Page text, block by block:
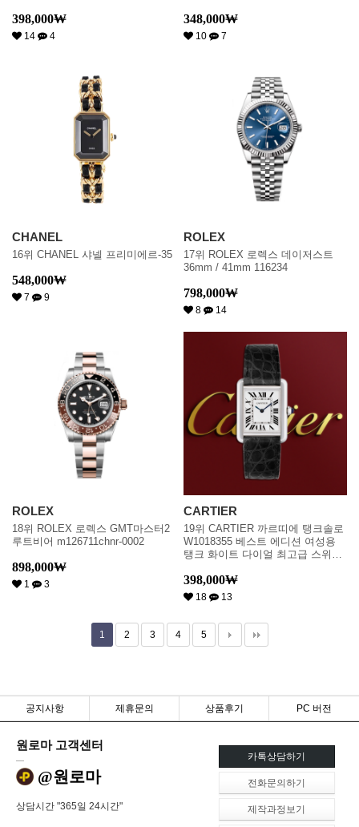
398,000₩
14 4
348,000₩
10 7
CHANEL
16위 CHANEL 샤넬 프리미에르-35
548,000₩
7 9
ROLEX
17위 ROLEX 로렉스 데이저스트
36mm / 41mm 116234
798,000₩
8 14
ROLEX
18위 ROLEX 로렉스 GMT마스터2
루트비어 m126711chnr-0002
898,000₩
1 3
CARTIER
19위 CARTIER 까르띠에 탱크솔로
W1018355 베스트 에디션 여성용
탱크 화이트 다이얼 최고급 스위스
398,000₩
18 13
1 2 3 4 5
공지사항 제휴문의 상품후기 PC 버전
원로마 고객센터
@원로마
상담시간 "365일 24시간"
카톡상담하기
전화문의하기
제작과정보기